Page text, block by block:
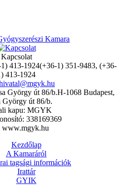
Kapcsolat
(+36-1) 351-9483, (+36-
413-1924
H-1068 Budapest,
György út 86/b.
kapu: MGYK
338169369
www.mgyk.hu
Kezdőlap
A Kamaráról
tagsági információk
Irattár
GYIK